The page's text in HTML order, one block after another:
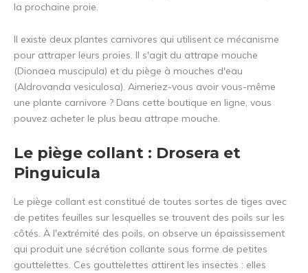
la prochaine proie.
Il existe deux plantes carnivores qui utilisent ce mécanisme
pour attraper leurs proies. Il s'agit du attrape mouche
(Dionaea muscipula) et du piège à mouches d'eau
(Aldrovanda vesiculosa). Aimeriez-vous avoir vous-même
une plante carnivore ? Dans cette boutique en ligne, vous
pouvez acheter le plus beau attrape mouche.
Le piège collant : Drosera et
Pinguicula
Le piège collant est constitué de toutes sortes de tiges avec
de petites feuilles sur lesquelles se trouvent des poils sur les
côtés. À l'extrémité des poils, on observe un épaississement
qui produit une sécrétion collante sous forme de petites
gouttelettes. Ces gouttelettes attirent les insectes : elles